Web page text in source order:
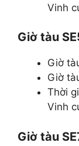
Vinh
Giờ tàu
Giờ
Giờ
Thời
Vinh
Giờ tàu